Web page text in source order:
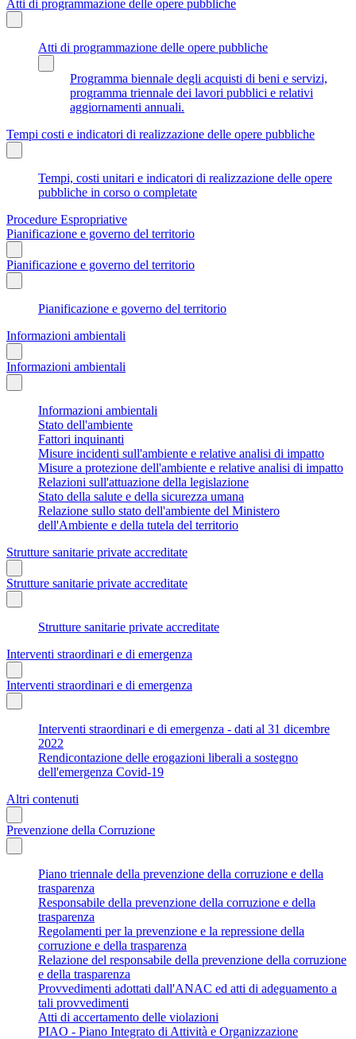
Atti di programmazione delle opere pubbliche
Atti di programmazione delle opere pubbliche
Programma biennale degli acquisti di beni e servizi,
programma triennale dei lavori pubblici e relativi
aggiornamenti annuali.
Tempi costi e indicatori di realizzazione delle opere pubbliche
Tempi, costi unitari e indicatori di realizzazione delle opere
pubbliche in corso o completate
Procedure Espropriative
Pianificazione e governo del territorio
Pianificazione e governo del territorio
Pianificazione e governo del territorio
Informazioni ambientali
Informazioni ambientali
Informazioni ambientali
Stato dell'ambiente
Fattori inquinanti
Misure incidenti sull'ambiente e relative analisi di impatto
Misure a protezione dell'ambiente e relative analisi di impatto
Relazioni sull'attuazione della legislazione
Stato della salute e della sicurezza umana
Relazione sullo stato dell'ambiente del Ministero
dell'Ambiente e della tutela del territorio
Strutture sanitarie private accreditate
Strutture sanitarie private accreditate
Strutture sanitarie private accreditate
Interventi straordinari e di emergenza
Interventi straordinari e di emergenza
Interventi straordinari e di emergenza - dati al 31 dicembre
2022
Rendicontazione delle erogazioni liberali a sostegno
dell'emergenza Covid-19
Altri contenuti
Prevenzione della Corruzione
Piano triennale della prevenzione della corruzione e della
trasparenza
Responsabile della prevenzione della corruzione e della
trasparenza
Regolamenti per la prevenzione e la repressione della
corruzione e della trasparenza
Relazione del responsabile della prevenzione della corruzione
e della trasparenza
Provvedimenti adottati dall'ANAC ed atti di adeguamento a
tali provvedimenti
Atti di accertamento delle violazioni
PIAO - Piano Integrato di Attività e Organizzazione